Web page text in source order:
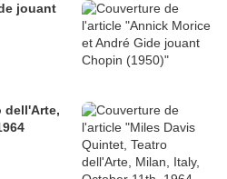
jouant
dell'Arte,